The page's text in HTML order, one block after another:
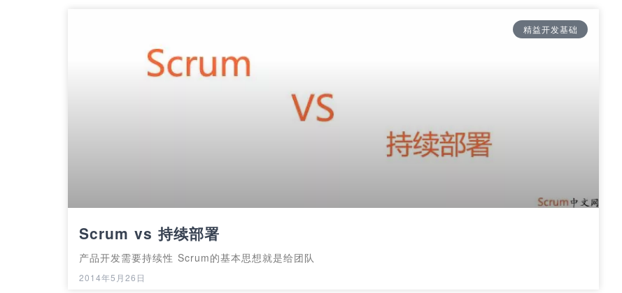
精益开发基础
Scrum vs 持续部署
产品开发需要持续性 Scrum的基本思想就是给团队
2014年5月26日